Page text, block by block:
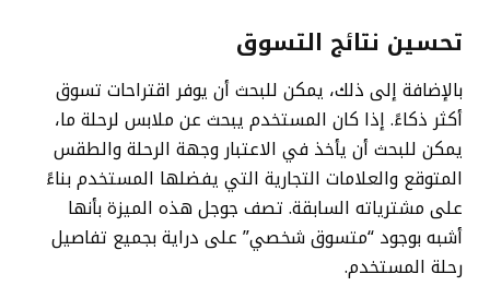
تحسين نتائج التسوق
بالإضافة إلى ذلك، يمكن للبحث أن يوفر اقتراحات تسوق
أكثر ذكاءً. إذا كان المستخدم يبحث عن ملابس لرحلة ما،
يمكن للبحث أن يأخذ في الاعتبار وجهة الرحلة والطقس
المتوقع والعلامات التجارية التي يفضلها المستخدم بناءً
على مشترياته السابقة. تصف جوجل هذه الميزة بأنها
أشبه بوجود “متسوق شخصي” على دراية بجميع تفاصيل
رحلة المستخدم.